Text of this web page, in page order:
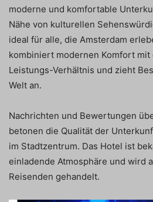
moderne und komfortable
Nähe von kulturellen
ideal für alle, die Amsterdam
kombiniert modernen Komfort
Leistungs-Verhältnis und zieht
Welt an.
Nachrichten und Bewertungen
betonen die Qualität der
im Stadtzentrum. Das Hotel ist
einladende Atmosphäre und wird
Reisenden gehandelt.